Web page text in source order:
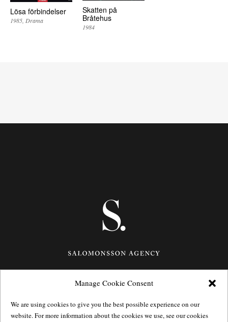
Manage Cookie Consent
We are using cookies to give you the best possible experience on our
website. For more information about the cookies we use, see our cookies
Lösa förbindelser
1985 Drama
Skatten på
Bråtehus
1984
Götgatan 27,116 21Stockholm,
e: info@salomonssonagency.com
p: +46 8 22 32 11